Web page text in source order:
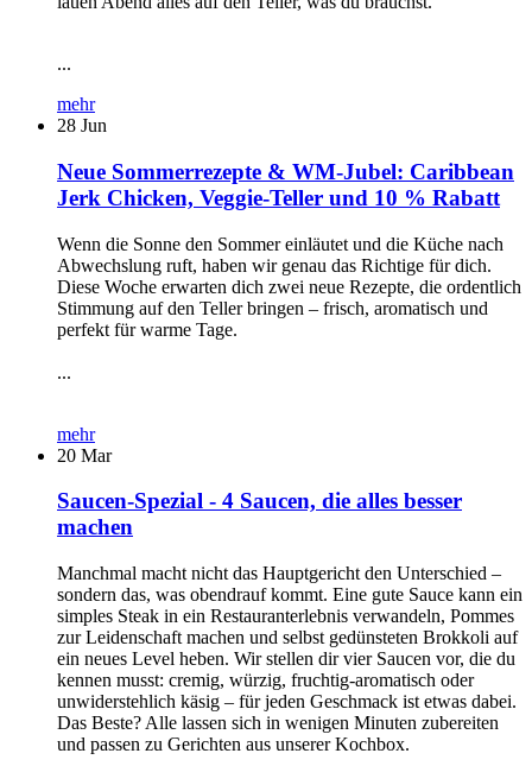
...
mehr
28 Jun
Neue Sommerrezepte & WM-Jubel: Caribbean
Jerk Chicken, Veggie-Teller und 10 % Rabatt
Wenn die Sonne den Sommer einläutet und die Küche nach
Abwechslung ruft, haben wir genau das Richtige für dich.
Diese Woche erwarten dich zwei neue Rezepte, die ordentlich
Stimmung auf den Teller bringen – frisch, aromatisch und
perfekt für warme Tage.
...
mehr
20 Mar
Saucen-Spezial - 4 Saucen, die alles besser
machen
Manchmal macht nicht das Hauptgericht den Unterschied –
sondern das, was obendrauf kommt. Eine gute Sauce kann ein
simples Steak in ein Restauranterlebnis verwandeln, Pommes
zur Leidenschaft machen und selbst gedünsteten Brokkoli auf
ein neues Level heben. Wir stellen dir vier Saucen vor, die du
kennen musst: cremig, würzig, fruchtig-aromatisch oder
unwiderstehlich käsig – für jeden Geschmack ist etwas dabei.
Das Beste? Alle lassen sich in wenigen Minuten zubereiten
und passen zu Gerichten aus unserer Kochbox.